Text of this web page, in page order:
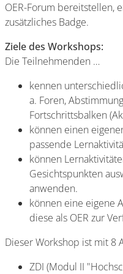
OER-Forum bereitstellen,
zusätzliches Badge.
Ziele des Workshops:
Die Teilnehmenden …
kennen
a. Foren,
Fortschrittsbalken
können einen
passende
können
Gesichtspunkten
anwenden.
können eine eigene
diese als OER zur
Dieser Workshop ist mit 8
ZDI (Modul II